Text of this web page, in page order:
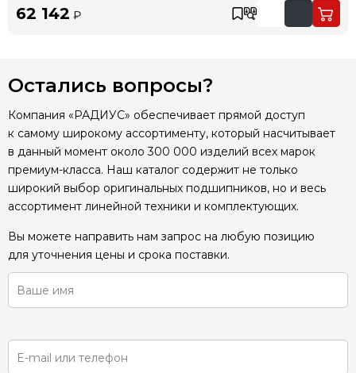
62 142 ₽
Остались вопросы?
Компания «РАДИУС» обеспечивает прямой доступ
к самому широкому ассортименту, который насчитывает
в данный момент около 300 000 изделий всех марок
премиум-класса. Наш каталог содержит не только
широкий выбор оригинальных подшипников, но и весь
ассортимент линейной техники и комплектующих.
Вы можете направить нам запрос на любую позицию
для уточнения цены и срока поставки.